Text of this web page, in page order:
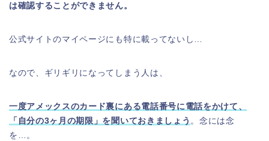
は確認することができません。
公式サイトのマイページにも特に載ってないし…
なので、ギリギリになってしまう人は、
一度アメックスのカード裏にある電話番号に電話をかけて、
「自分の3ヶ月の期限」を聞いておきましょう 。念には念
を…。